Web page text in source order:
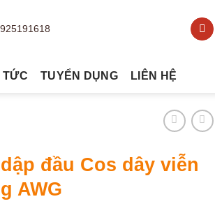
TỨC TUYỂN DỤNG LIÊN HỆ
đầu Cos dây viễn
AWG